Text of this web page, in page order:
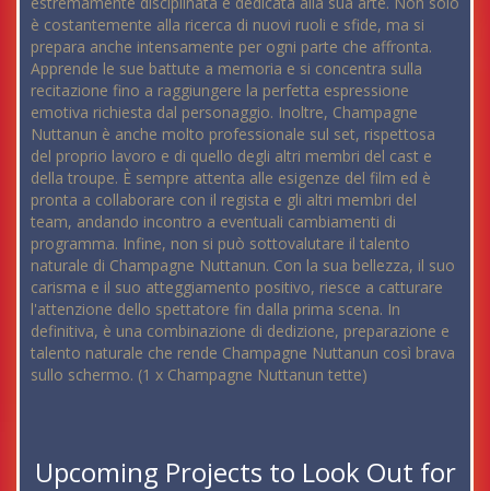
è costantemente alla ricerca di nuovi ruoli e sfide, ma si
prepara anche intensamente per ogni parte che affronta.
Apprende le sue battute a memoria e si concentra sulla
recitazione fino a raggiungere la perfetta espressione
emotiva richiesta dal personaggio. Inoltre, Champagne
Nuttanun è anche molto professionale sul set, rispettosa
del proprio lavoro e di quello degli altri membri del cast e
della troupe. È sempre attenta alle esigenze del film ed è
pronta a collaborare con il regista e gli altri membri del
team, andando incontro a eventuali cambiamenti di
programma. Infine, non si può sottovalutare il talento
naturale di Champagne Nuttanun. Con la sua bellezza, il suo
carisma e il suo atteggiamento positivo, riesce a catturare
l'attenzione dello spettatore fin dalla prima scena. In
definitiva, è una combinazione di dedizione, preparazione e
talento naturale che rende Champagne Nuttanun così brava
sullo schermo. (1 x Champagne Nuttanun tette)
Upcoming Projects to Look Out for